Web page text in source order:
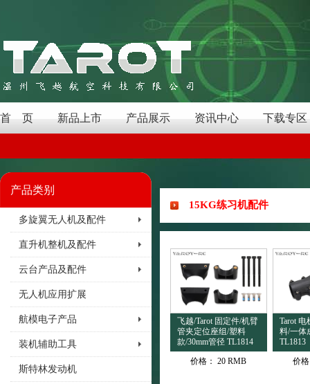
首 页 新品上市 产品展示 资讯中心 下载专区
产品类别
多旋翼无人机及配件
直升机整机及配件
云台产品及配件
无人机应用扩展
航模电子产品
装机辅助工具
斯特林发动机
15KG练习机配件
飞越/Tarot 固定件/机臂
管夹定位座组/塑料
款/30mm管径 TL1814
价格： 20 RMB
Tarot
料/一体
TL1813
价